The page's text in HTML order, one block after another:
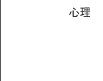
心理